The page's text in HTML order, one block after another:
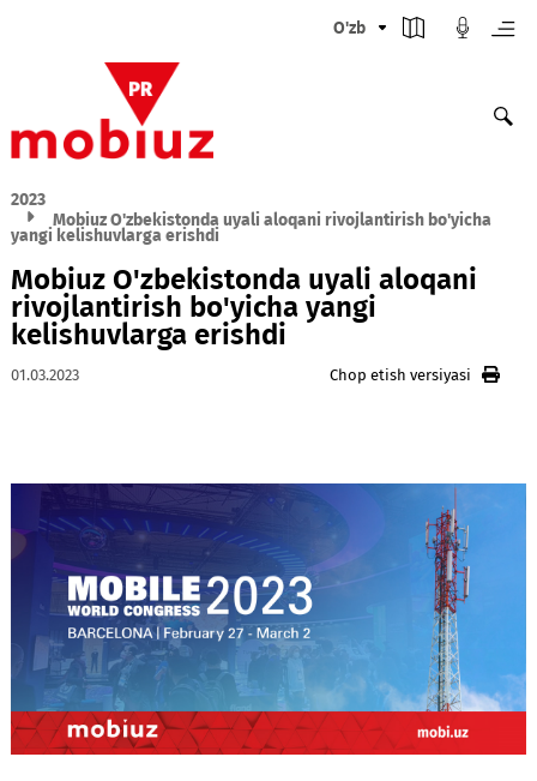
O'zb
2023
Mobiuz O'zbekistonda uyali aloqani rivojlantirish
yangi kelishuvlarga erishdi
Mobiuz O'zbekistonda uyali aloqani
rivojlantirish bo'yicha yangi
kelishuvlarga erishdi